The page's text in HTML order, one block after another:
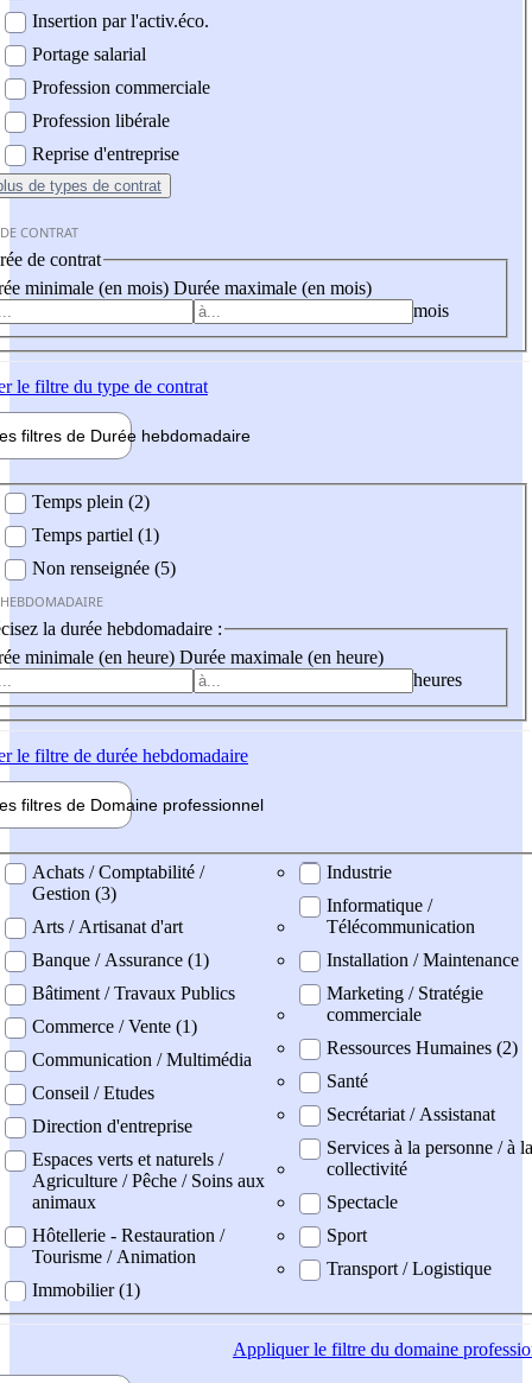
Insertion par l'activ.éco.
Portage salarial
Profession commerciale
Profession libérale
Reprise d'entreprise
de types de contrat
CONTRAT
de contrat
minimale (en mois) Durée maximale (en mois)
mois
le filtre du type de contrat
filtres de Durée hebdomadaire
Temps plein (2)
Temps partiel (1)
Non renseignée (5)
la durée hebdomadaire :
minimale (en heure) Durée maximale (en heure)
heures
le filtre de durée hebdomadaire
filtres de Domaine professionnel
professionel
Achats / Comptabilité /
Gestion (3)
Arts / Artisanat d'art
Banque / Assurance (1)
Bâtiment / Travaux Publics
Commerce / Vente (1)
Communication / Multimédia
Conseil / Etudes
Direction d'entreprise
Espaces verts et naturels /
Agriculture / Pêche / Soins aux
animaux
Hôtellerie - Restauration /
Tourisme / Animation
Immobilier (1)
Industrie
Informatique /
Télécommunication
Installation / Maintenance
Marketing / Stratégie
commerciale
Ressources Humaines (2)
Santé
Secrétariat / Assistanat
Services à la personne / à la
collectivité
Spectacle
Sport
Transport / Logistique
Appliquerle filtre du domaine